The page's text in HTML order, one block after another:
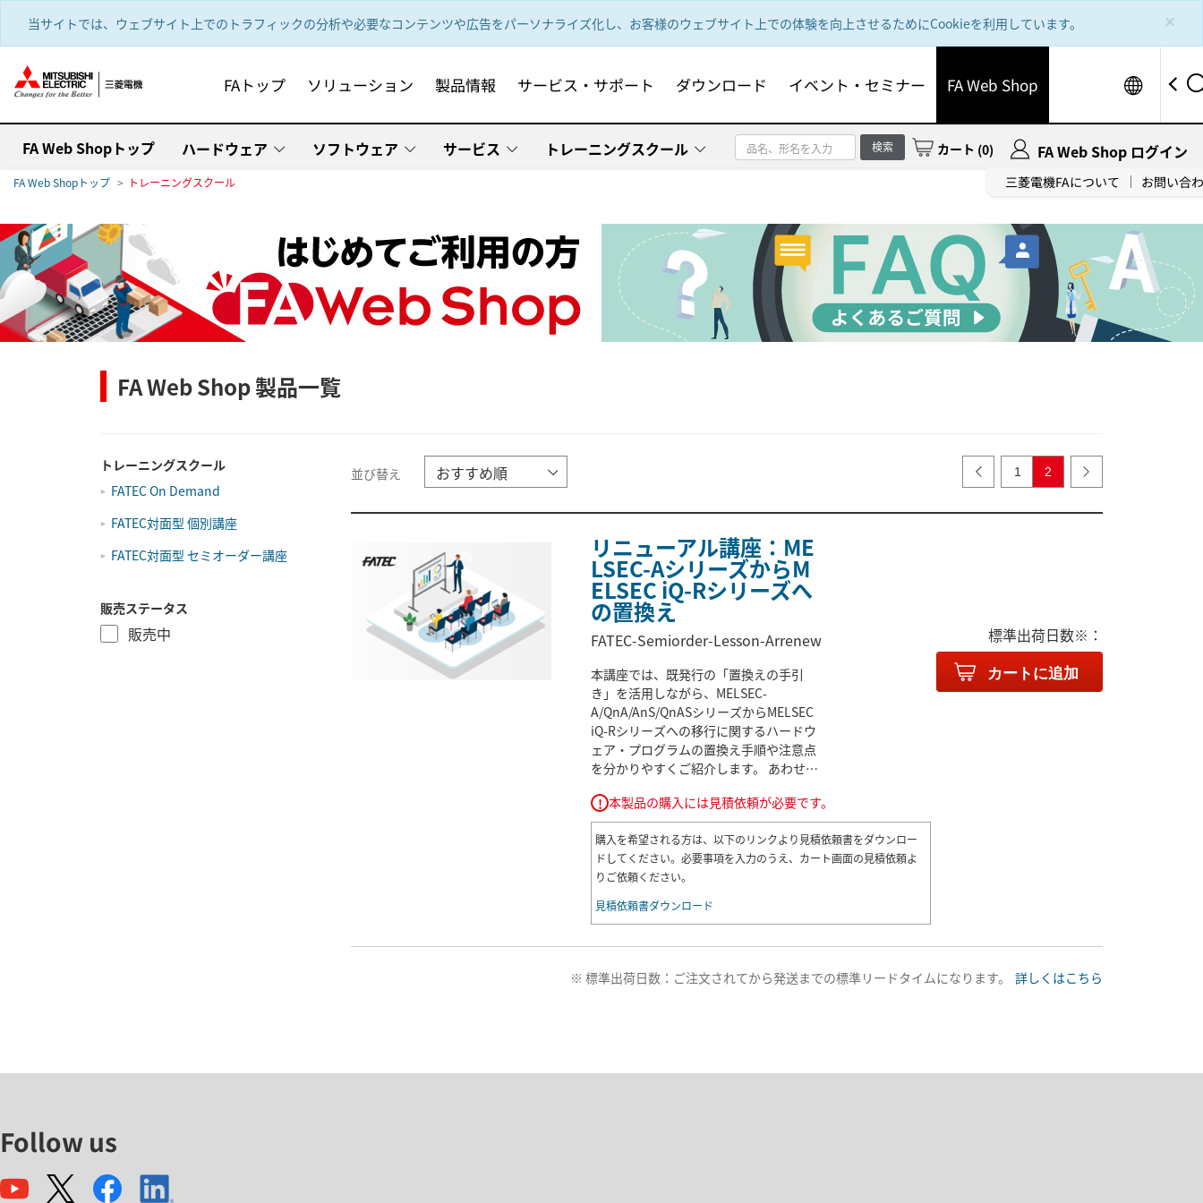
×
当サイトでは、ウェブサイト上でのトラフィックの分析や必要なコンテンツや広告をパーソナライズ化し、お客様のウェブサイト上での体験を向上させるためにCookieを利用しています。
FAトップ ソリューション 製品情報 サービス・サポート ダウンロード イベント・セミナー FA Web Shop
三菱電機FAについて お問い合
FA Web Shopトップ ハードウェア ソフトウェア サービス トレーニングスクール 検索 カート (0) FA Web Shop ログイン
FA Web Shopトップ トレーニングスクール
FA Web Shop 製品一覧
トレーニングスクール
FATEC On Demand
FATEC対面型 個別講座
FATEC対面型 セミオーダー講座
販売ステータス
販売中
並び替え 1 2
リニューアル講座：ME
LSEC-AシリーズからM
ELSEC iQ-Rシリーズへ
の置換え
FATEC-Semiorder-Lesson-Arrenew
本講座では、既発行の「置換えの手引
き」を活用しながら、MELSEC-
A/QnA/AnS/QnASシリーズからMELSEC
iQ-Rシリーズへの移行に関するハードウ
ェア・プログラムの置換え手順や注意点
を分かりやすくご紹介します。 あわせて
ルについてもご案内します。 ※個別講座
として提供するため、会場・内容・金額
はご相談のうえ決定します。
! 本製品の購入には見積依頼が必要です。
購入を希望される方は、以下のリンクより見積依頼書をダウンロー
ドしてください。必要事項を入力のうえ、カート画面の見積依頼よ
りご依頼ください。
見積依頼書ダウンロード
標準出荷日数※：
カートに追加
※ 標準出荷日数：ご注文されてから発送までの標準リードタイムになります。 詳しくはこちら
Follow us